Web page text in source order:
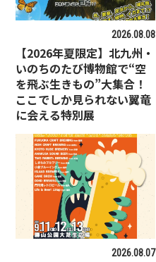
2026.08.08
【2026年夏限定】北九州・
いのちのたび博物館で“空
を飛ぶ生きもの”大集合！
ここでしか見られない翼竜
に会える特別展
2026.08.07